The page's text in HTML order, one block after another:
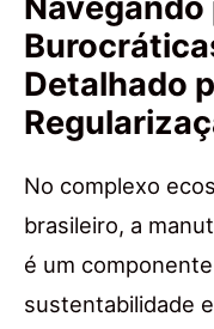
Detalhado
No complexo
brasileiro, a
é um
sustentabilidade